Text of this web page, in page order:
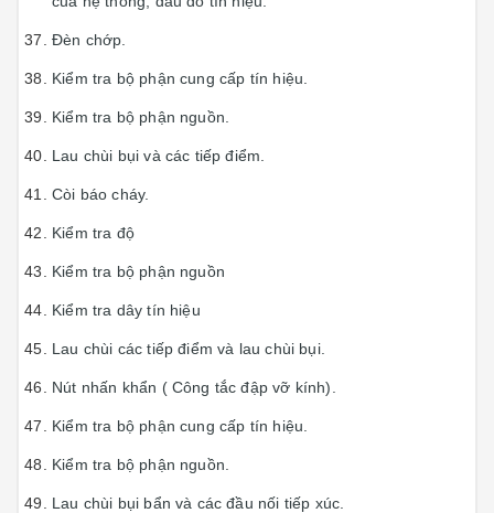
Đèn chớp.
Kiểm tra bộ phận cung cấp tín hiệu.
Kiểm tra bộ phận nguồn.
Lau chùi bụi và các tiếp điểm.
Còi báo cháy.
Kiểm tra độ
Kiểm tra bộ phận nguồn
Kiểm tra dây tín hiệu
Lau chùi các tiếp điểm và lau chùi bụi.
Nút nhấn khẩn ( Công tắc đập vỡ kính).
Kiểm tra bộ phận cung cấp tín hiệu.
Kiểm tra bộ phận nguồn.
Lau chùi bụi bẩn và các đầu nối tiếp xúc.